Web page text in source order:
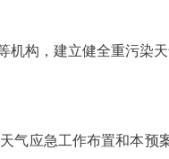
构，建立健全重污染
气应急工作布置和本